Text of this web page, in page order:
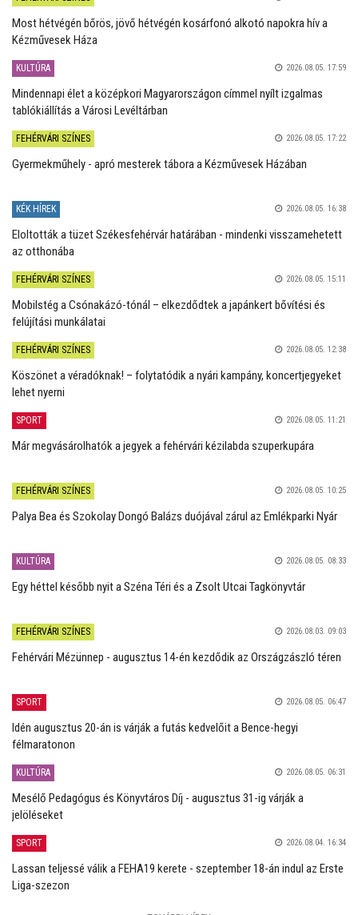
Most hétvégén bőrös, jövő hétvégén kosárfonó alkotó napokra hív a
Kézművesek Háza
KULTÚRA 2026.08.05. 17:59
Mindennapi élet a középkori Magyarországon címmel nyílt izgalmas
tablókiállítás a Városi Levéltárban
FEHÉRVÁRI SZÍNES 2026.08.05. 17:22
Gyermekműhely - apró mesterek tábora a Kézművesek Házában
KÉK HÍREK 2026.08.05. 16:38
Eloltották a tüzet Székesfehérvár határában - mindenki visszamehetett
az otthonába
FEHÉRVÁRI SZÍNES 2026.08.05. 15:11
Mobilstég a Csónakázó-tónál – elkezdődtek a japánkert bővítési és
felújítási munkálatai
FEHÉRVÁRI SZÍNES 2026.08.05. 12:38
Köszönet a véradóknak! – folytatódik a nyári kampány, koncertjegyeket
lehet nyerni
SPORT 2026.08.05. 11:21
Már megvásárolhatók a jegyek a fehérvári kézilabda szuperkupára
FEHÉRVÁRI SZÍNES 2026.08.05. 10:25
Palya Bea és Szokolay Dongó Balázs duójával zárul az Emlékparki Nyár
KULTÚRA 2026.08.05. 08:33
Egy héttel később nyit a Széna Téri és a Zsolt Utcai Tagkönyvtár
FEHÉRVÁRI SZÍNES 2026.08.03. 09:03
Fehérvári Mézünnep - augusztus 14-én kezdődik az Országzászló téren
SPORT 2026.08.05. 06:47
Idén augusztus 20-án is várják a futás kedvelőit a Bence-hegyi
félmaratonon
KULTÚRA 2026.08.05. 06:31
Mesélő Pedagógus és Könyvtáros Díj - augusztus 31-ig várják a
jelöléseket
SPORT 2026.08.04. 16:34
Lassan teljessé válik a FEHA19 kerete - szeptember 18-án indul az Erste
Liga-szezon